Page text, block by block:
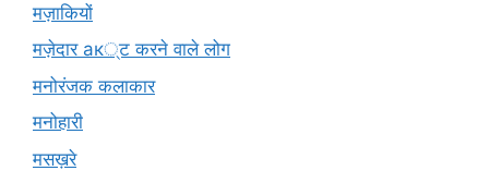
मज़ाकियों
मज़ेदार ак्ट करने वाले लोग
मनोरंजक कलाकार
मनोहारी
मसख़रे